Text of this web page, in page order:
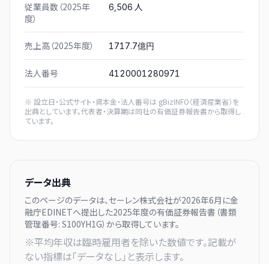
従業員数（2025年
度）
6,506 人
売上高（2025年度） 1717.7億円
法人番号 4120001280971
※ 設立日・公式サイト・資本金・法人番号は gBizINFO（経済産業省）を
出典としています。代表者・決算期は同社の有価証券報告書から取得し
ています。
データ出典
このページのデータは、セーレン株式会社が2026年6月に金
融庁EDINETへ提出した2025年度の有価証券報告書（書類
管理番号: S100YH1G）から取得しています。
※平均年収は臨時雇用者を除いた数値です。記載が
ない指標は「データなし」と表示します。